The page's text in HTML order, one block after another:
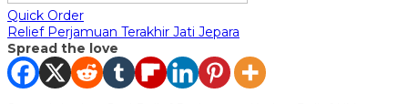
Quick Order
Relief Perjamuan Terakhir Jati Jepara
Spread the love